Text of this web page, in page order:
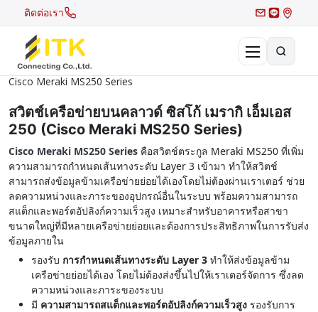
ติดต่อเรา
Recent Search
Hot Search
Cisco Meraki MS250 Series
สวิตช์เครือข่ายบนคลาวด์ ซิสโก้ เมรากิ เอ็มเอส
250 (Cisco Meraki MS250 Series)
Cisco Meraki MS250 Series คือสวิตช์ตระกูล Meraki MS250 ที่เพิ่ม
ความสามารถกำหนดเส้นทางระดับ Layer 3 เข้ามา ทำให้สวิตช์
สามารถส่งข้อมูลข้ามเครือข่ายย่อยได้เองโดยไม่ต้องผ่านเราเตอร์ ช่วย
ลดความหน่วงและภาระของอุปกรณ์อื่นในระบบ พร้อมความสามารถ
สแต็กและพอร์ตอัปลิงก์ความเร็วสูง เหมาะสำหรับอาคารหรือสาขา
ขนาดใหญ่ที่มีหลายเครือข่ายย่อยและต้องการประสิทธิภาพในการรับส่ง
ข้อมูลภายใน
รองรับ การกำหนดเส้นทางระดับ Layer 3 ทำให้ส่งข้อมูลข้าม
เครือข่ายย่อยได้เอง โดยไม่ต้องส่งขึ้นไปให้เราเตอร์จัดการ ซึ่งลด
ความหน่วงและภาระของระบบ
มี ความสามารถสแต็กและพอร์ตอัปลิงก์ความเร็วสูง รองรับการ